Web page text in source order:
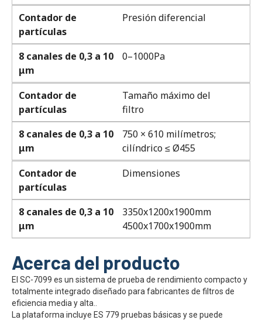
Contador de
partículas
Presión diferencial
8 canales de 0,3 a 10
μm
0–1000Pa
Contador de
partículas
Tamaño máximo del
filtro
8 canales de 0,3 a 10
μm
750 × 610 milímetros;
cilíndrico ≤ Ø455
Contador de
partículas
Dimensiones
8 canales de 0,3 a 10
μm
3350x1200x1900mm
4500x1700x1900mm
Acerca del producto
El SC-7099 es un sistema de prueba de rendimiento compacto y
totalmente integrado diseñado para fabricantes de filtros de
eficiencia media y alta..
La plataforma incluye ES 779 pruebas básicas y se puede